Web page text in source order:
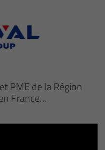
PME de la Région
France…